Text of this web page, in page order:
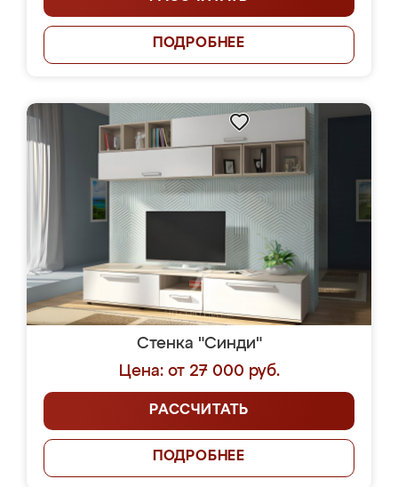
ПОДРОБНЕЕ
Стенка "Синди"
Цена: от 27 000 руб.
РАССЧИТАТЬ
ПОДРОБНЕЕ